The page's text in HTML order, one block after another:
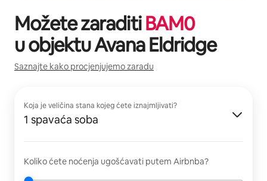
Možete zaraditiBAM0
u objektuAvana Eldridge
Saznajte kako procjenjujemo zaradu
Koja je veličina stana kojeg ćete iznajmljivati?
1 spavaća soba
Koliko ćete noćenja ugošćavati putem Airbnba?